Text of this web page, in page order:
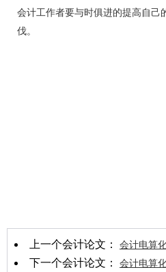
会计工作者要与时俱进的提高自己
伐。
上一个会计论文： 会计电算
下一个会计论文： 会计电算